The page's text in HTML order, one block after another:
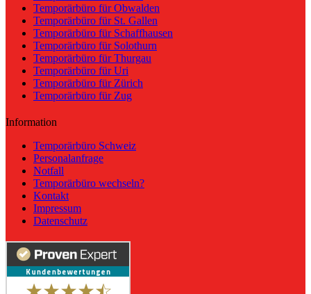
Temporärbüro für Obwalden
Temporärbüro für St. Gallen
Temporärbüro für Schaffhausen
Temporärbüro für Solothurn
Temporärbüro für Thurgau
Temporärbüro für Uri
Temporärbüro für Zürich
Temporärbüro für Zug
Information
Temporärbüro Schweiz
Personalanfrage
Notfall
Temporärbüro wechseln?
Kontakt
Impressum
Datenschutz